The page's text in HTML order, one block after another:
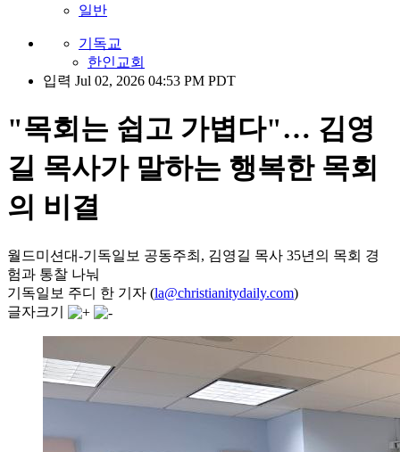
일반
기독교
한인교회
입력 Jul 02, 2026 04:53 PM PDT
"목회는 쉽고 가볍다"… 김영
길 목사가 말하는 행복한 목회
의 비결
월드미션대-기독일보 공동주최, 김영길 목사 35년의 목회 경
험과 통찰 나눠
기독일보 주디 한 기자 (la@christianitydaily.com)
글자크기